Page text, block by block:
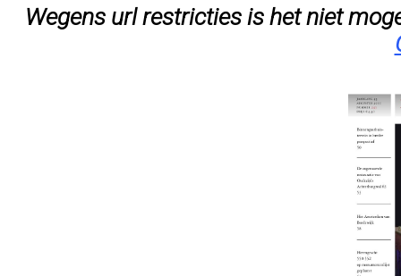
Wegens url restricties is het niet